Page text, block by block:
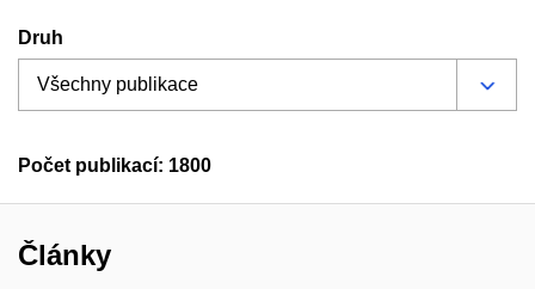
Druh
Počet publikací: 1800
Články